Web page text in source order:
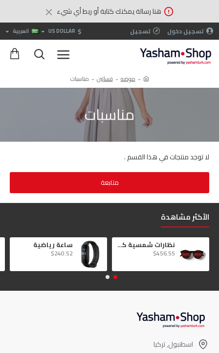
هنا رسالة يمكنك كتابة أو ربط أي شيء
تسجيل دخول تسجيل $
US DOLLAR العربية
موضه فساتين مناسبات
مناسبات
لا توجد منتجات في هذا القسم .
متابعة
الأكثر مشاهدة
نظارات شمسية كبيرة الحجم لأيام الصيف الطويلة
$456.55
ساعة رياضية
$240.52
اسطنبول, تركيا